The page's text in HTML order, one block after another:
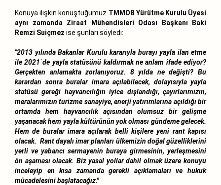
Konuya ilişkin konuştuğumuz TMMOB Yürütme Kurulu Üyesi
aynı zamanda Ziraat Mühendisleri Odası Başkanı Baki
Remzi Suiçmez ise şunları söyledi:
"2013 yılında Bakanlar Kurulu kararıyla burayı yayla ilan etme
ile 2021`de yayla statüsünü kaldırmak ne anlam ifade ediyor?
Gerçekten anlamakta zorlanıyoruz. 8 yılda ne değişti? Bu
karardan sonra buralar imara açılabilecek, dolayısıyla yayla
statüsü gereği hayvancılığın iyice dışlandığı, çayırlarımızın,
meralarımızın turizme sanayiye, enerji yatırımlarına açıldığı bir
ortamda hem hayvancılık açısından olumsuz bir gelişme
yaşanacak hem yayla kültürünün yok olması gündeme gelecek.
Hem de buralar imara açılarak belli kişilere yeni rant kapısı
olacak. Rant dayalı imar planları ülkemizin doğal güzelliklerini
yerli ve yabancı sermayenin buraya girmesinin, yerleşmesini
ön aşaması olacak. Biz yasal yollar dahil olmak üzere konuyu
inceleyip en kısa zamanda gerekli açıklamaları ve hukuk
mücadelesini başlatacağız."